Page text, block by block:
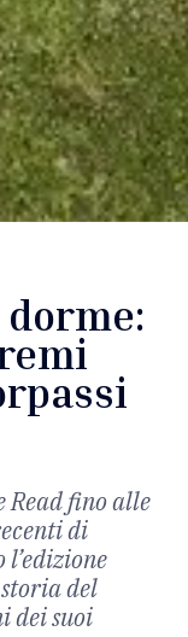
Read fino alle
di
del
dei suoi